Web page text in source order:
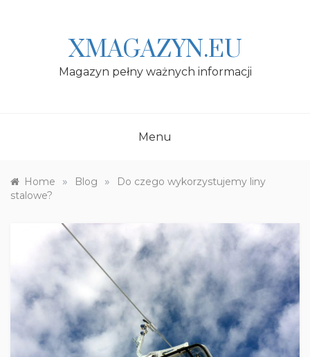
XMAGAZYN.EU
Magazyn pełny ważnych informacji
Menu
Home » Blog »
Do czego wykorzystujemy liny
stalowe?